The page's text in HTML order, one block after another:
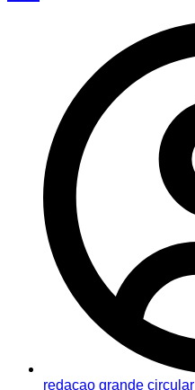
redacao grande circular